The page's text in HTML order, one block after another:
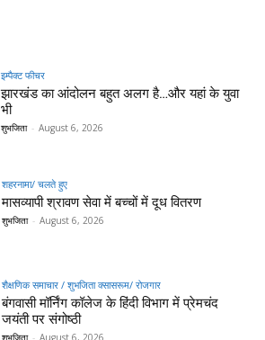
इम्पैक्ट फीचर
झारखंड का आंदोलन बहुत अलग है…और यहां के युवा
भी
शुभजिता - August 6, 2026
शहरनामा/ चलते हुए
मासव्यापी श्रावण सेवा में बच्चों में दूध वितरण
शुभजिता - August 6, 2026
शैक्षणिक समाचार / शुभजिता क्सासरूम/ रोजगार
बंगवासी मॉर्निंग कॉलेज के हिंदी विभाग में प्रेमचंद
जयंती पर संगोष्ठी